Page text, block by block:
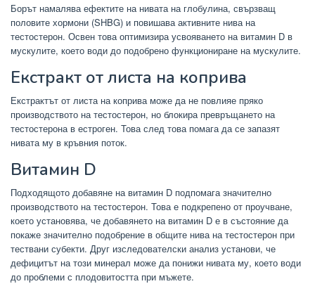
Борът намалява ефектите на нивата на глобулина, свързващ
половите хормони (SHBG) и повишава активните нива на
тестостерон. Освен това оптимизира усвояването на витамин D в
мускулите, което води до подобрено функциониране на мускулите.
Екстракт от листа на коприва
Екстрактът от листа на коприва може да не повлияе пряко
производството на тестостерон, но блокира превръщането на
тестостерона в естроген. Това след това помага да се запазят
нивата му в кръвния поток.
Витамин D
Подходящото добавяне на витамин D подпомага значително
производството на тестостерон. Това е подкрепено от проучване,
което установява, че добавянето на витамин D е в състояние да
покаже значително подобрение в общите нива на тестостерон при
тествани субекти. Друг изследователски анализ установи, че
дефицитът на този минерал може да понижи нивата му, което води
до проблеми с плодовитостта при мъжете.